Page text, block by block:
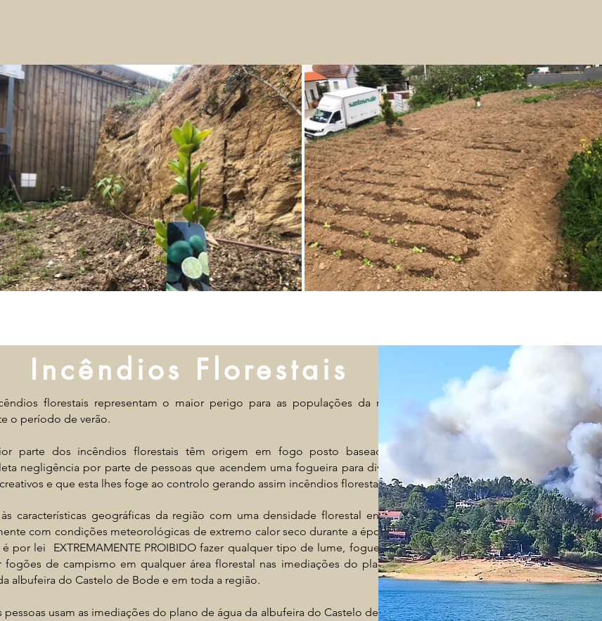
Incêndios Florestais
florestais representam o maior perigo para as populações da região
o período de verão.
parte dos incêndios florestais têm origem em fogo posto baseado na
negligência por parte de pessoas que acendem uma fogueira para diversos
e que esta lhes foge ao controlo gerando assim incêndios florestais.
características geográficas da região com uma densidade florestal enorme,
com condições meteorológicas de extremo calor seco durante a época de
é por lei EXTREMAMENTE PROIBIDO fazer qualquer tipo de lume, fogueira ou
fogões de campismo em qualquer área florestal nas imediações do plano de
albufeira do Castelo de Bode e em toda a região.
pessoas usam as imediações do plano de água da albufeira do Castelo de Bode